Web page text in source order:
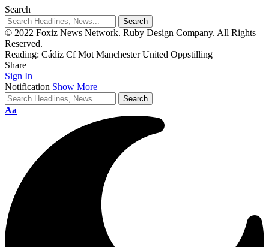
Search
© 2022 Foxiz News Network. Ruby Design Company. All Rights
Reserved.
Reading: Cádiz Cf Mot Manchester United Oppstilling
Share
Sign In
Notification Show More
Aa